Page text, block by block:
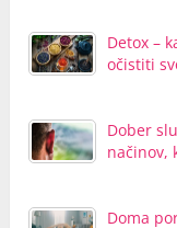
Detox –
očistiti
Dober
načinov,
Doma